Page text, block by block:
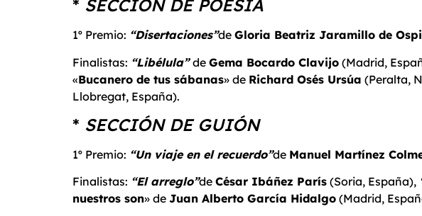
* SECCIÓN DE POESÍA
1º Premio: “Disertaciones”de Gloria Beatriz Jaramillo de
Finalistas: “Libélula”de Gema Bocardo Clavijo (Madrid,
«Bucanero de tus sábanas» de Richard Osés Ursúa (Peralta,
Llobregat, España).
* SECCIÓN DE GUIÓN
1º Premio: “Un viaje en el recuerdo”de Manuel Martínez
Finalistas: “El arreglo”de César Ibáñez París (Soria, España),
nuestros son» de Juan Alberto García Hidalgo (Madrid,